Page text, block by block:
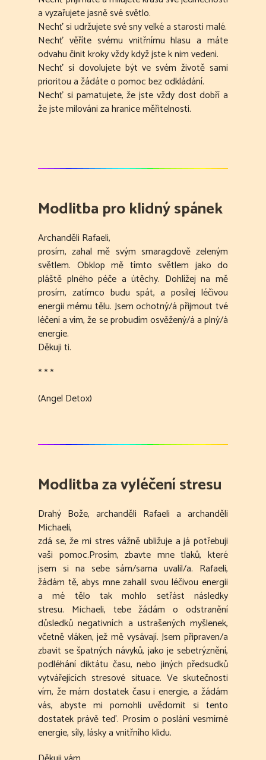
a vyzařujete jasně své světlo.
Nechť si udržujete své sny velké a starosti malé.
Nechť věříte svému vnitřnímu hlasu a máte
odvahu činit kroky vždy když jste k nim vedeni.
Nechť si dovolujete být ve svém životě sami
prioritou a žádáte o pomoc bez odkládání.
Nechť si pamatujete, že jste vždy dost dobří a
že jste milováni za hranice měřitelnosti.
Modlitba pro klidný spánek
Archanděli Rafaeli,
prosím, zahal mě svým smaragdově zeleným
světlem. Obklop mě tímto světlem jako do
pláště plného péče a útěchy. Dohlížej na mě
prosím, zatímco budu spát, a posílej léčivou
energii mému tělu. Jsem ochotný/á přijmout tvé
léčení a vím, že se probudím osvěžený/á a plný/á
energie.
Děkuji ti.
* * *
(Angel Detox)
Modlitba za vyléčení stresu
Drahý Bože, archanděli Rafaeli a archanděli
Michaeli,
zdá se, že mi stres vážně ubližuje a já potřebuji
vaši pomoc.Prosím, zbavte mne tlaků, které
jsem si na sebe sám/sama uvalil/a. Rafaeli,
žádám tě, abys mne zahalil svou léčivou energii
a mé tělo tak mohlo setřást následky
stresu. Michaeli, tebe žádám o odstranění
důsledků negativních a ustrašených myšlenek,
včetně vláken, jež mě vysávají. Jsem připraven/a
zbavit se špatných návyků, jako je sebetrýznění,
podléhání diktátu času, nebo jiných předsudků
vytvářejících stresové situace. Ve skutečnosti
vím, že mám dostatek času i energie, a žádám
vás, abyste mi pomohli uvědomit si tento
dostatek právě teď. Prosím o poslání vesmírné
energie, síly, lásky a vnitřního klidu.